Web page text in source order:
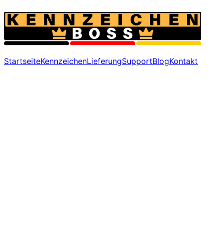
StartseiteKennzeichenLieferungSupportBlogKontakt